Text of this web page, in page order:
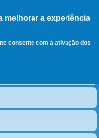
melhorar a experiência
consente com a ativação dos
, ir para a
página principal